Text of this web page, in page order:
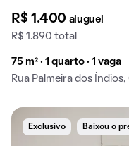
R$ 1.400 aluguel
R$ 1.890 total
75 m² · 1 quarto · 1 vaga
Rua Palmeira dos
Exclusivo Baixou o